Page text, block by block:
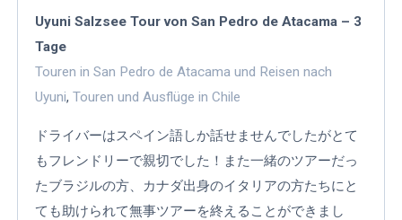
Uyuni Salzsee Tour von San Pedro de Atacama – 3
Tage
Touren in San Pedro de Atacama und Reisen nach
Uyuni, Touren und Ausflüge in Chile
ドライバーはスペイン語しか話せませんでしたがとて
もフレンドリーで親切でした！また一緒のツアーだっ
たブラジルの方、カナダ出身のイタリアの方たちにと
ても助けられて無事ツアーを終えることができまし